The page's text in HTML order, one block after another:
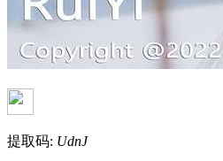
提取码: UdnJ